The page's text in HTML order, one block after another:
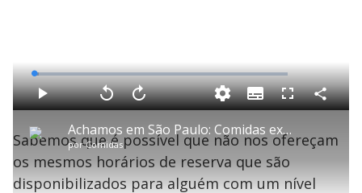
P Achamos em São Paulo: Comidas exóticas ganham destaque em restaurantes paulistas
porComidas
P V
t
a
r
0
e
g
A
n
ç
a
r
1
s
e
L
o
a
d
e
:
2
.
0
6
%
S
u
b
i
t
l
s
F
l
s
c
e
n
C
o
a
r
Sabemos que é possível que não nos ofereçam
os mesmos horários de reserva que são
disponibilizados para alguém com um nível